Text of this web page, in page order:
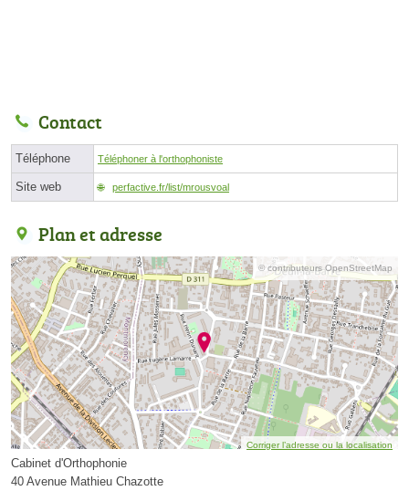
Contact
Téléphone Téléphoner à l'orthophoniste
Site web perfactive.fr/list/mrousvoal
Plan et adresse
© contributeurs OpenStreetMap
Corriger l’adresse ou la localisation
Cabinet d'Orthophonie
40 Avenue Mathieu Chazotte